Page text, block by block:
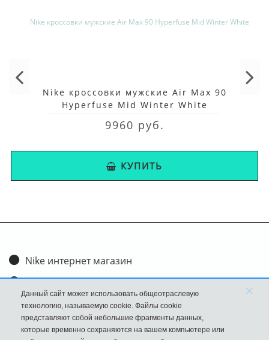
Nike кроссовки мужские Air Max 90
Hyperfuse Mid Winter White
9960 руб.
КУПИТЬ
Nike интернет магазин
Доставка и оплата
Обмен и возврат
Размеры
Данный сайт может использовать общеотраслевую
технологию, называемую cookie. Файлы cookie
представляют собой небольшие фрагменты данных,
которые временно сохраняются на вашем компьютере или
×